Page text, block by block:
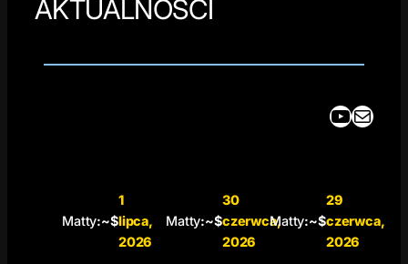
AKTUALNOŚCI
YouTube Mail
Matty:~$
1
lipca,
2026
Matty:~$
30
czerwca,
2026
Matty:~$
29
czerwca,
2026